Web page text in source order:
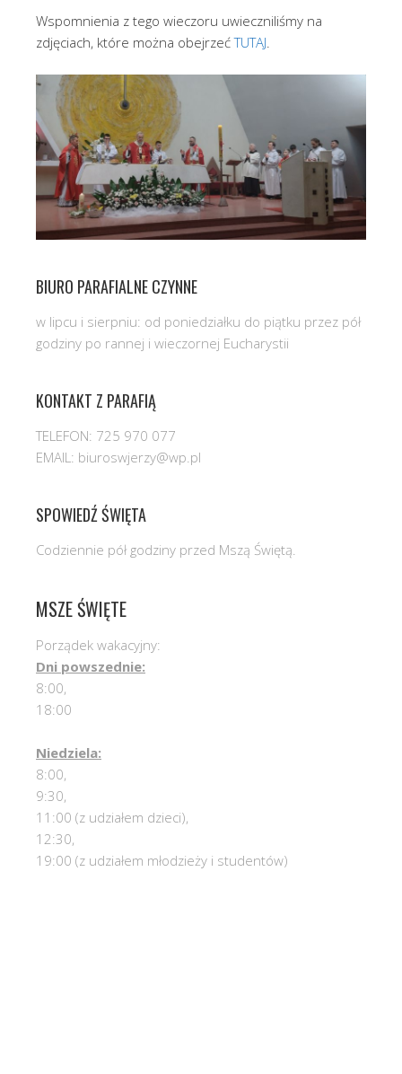
Wspomnienia z tego wieczoru uwieczniliśmy na
zdjęciach, które można obejrzećTUTAJ.
BIURO PARAFIALNE CZYNNE
w lipcu i sierpniu: od poniedziałku do piątku przez pół
godziny po rannej i wieczornej Eucharystii
KONTAKT Z PARAFIĄ
TELEFON: 725 970 077
EMAIL: biuroswjerzy@wp.pl
SPOWIEDŹ ŚWIĘTA
Codziennie pół godziny przed Mszą Świętą.
MSZE ŚWIĘTE
Porządek wakacyjny:
Dni powszednie:
8:00,
18:00
Niedziela:
8:00,
9:30,
11:00 (z udziałem dzieci),
12:30,
19:00 (z udziałem młodzieży i studentów)